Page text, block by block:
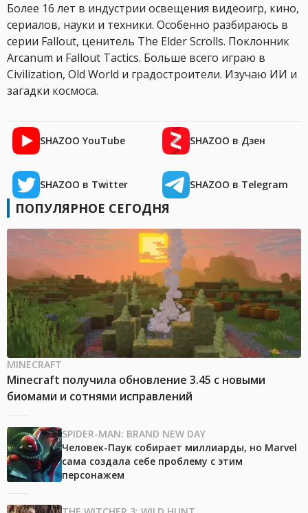
Более 16 лет в индустрии освещения видеоигр, кино,
сериалов, науки и техники. Особенно разбираюсь в
серии Fallout, ценитель The Elder Scrolls. Поклонник
Arcanum и Fallout Tactics. Больше всего играю в
Civilization, Old World и градостроители. Изучаю ИИ и
загадки космоса.
SHAZOO YouTube SHAZOO в Дзен
SHAZOO в Twitter SHAZOO в Telegram
ПОПУЛЯРНОЕ СЕГОДНЯ
MINECRAFT
Minecraft получила обновление 3.45 с новыми
биомами и сотнями исправлений
SPIDER-MAN: BRAND NEW DAY
Человек-Паук собирает миллиарды, но Marvel
сама создала себе проблему с этим
персонажем